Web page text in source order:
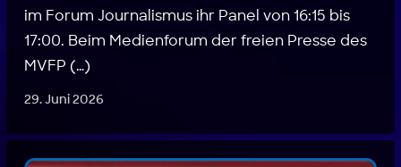
im Forum Journalismus ihr Panel von 16:15 bis
17:00. Beim Medienforum der freien Presse des
MVFP (…)
29. Juni 2026